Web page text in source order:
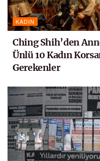
KADIN
Ching Shih’den
Ünlü 10 Kadın
Gerekenler